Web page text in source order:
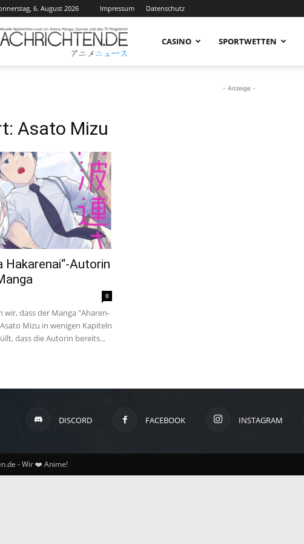
6. August 2026 Impressum Datenschutz
AnimeNachrichten
Games
CASINO SPORTWETTEN
- Anzeige -
Asato Mizu
Hakarenai“-Autorin
0
wir, dass der Manga "Aharen-
Mizu in wenigen Kapiteln
dass die Autorin bereits...
DISCORD FACEBOOK INSTAGRAM
- Wir ❤️ Anime!